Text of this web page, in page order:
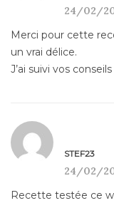
24/02/
Merci pour cette
un vrai délice.
J’ai suivi vos
STEF23
24/02/
Recette testée ce